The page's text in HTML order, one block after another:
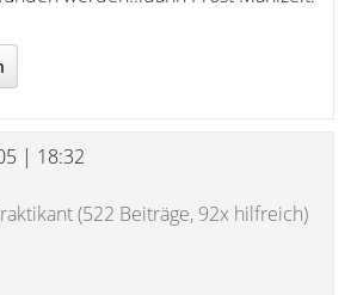
| 18:32
(522 Beiträge, 92x hilfreich)